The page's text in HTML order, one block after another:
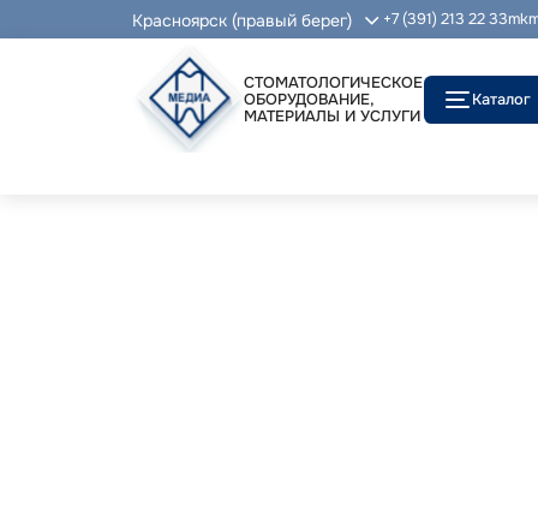
Красноярск (правый берег) +7 (391) 213 22 33
СТОМАТОЛОГИЧЕСКОЕ
ОБОРУДОВАНИЕ,
МАТЕРИАЛЫ И УСЛУГИ
Каталог